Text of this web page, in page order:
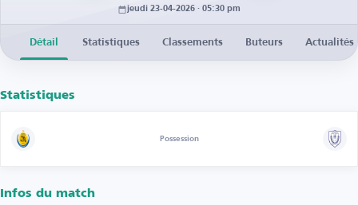
jeudi 23-04-2026 · 05:30 pm
Détail Statistiques Classements Buteurs Actualités
Statistiques
Possession
Infos du match